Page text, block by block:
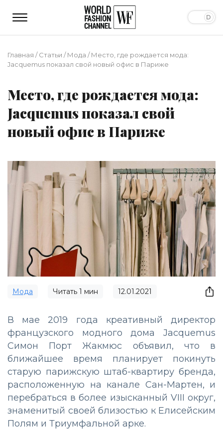
Главная /Статьи /Мода /Место, где рождается мода:
Jacquemus показал свой новый офис в Париже
Место, где рождается мода:
Jacquemus показал свой
новый офис в Париже
Мода Читать 1 мин 12.01.2021
В мае 2019 года креативный директор
французского модного дома Jacquemus
Симон Порт Жакмюс объявил, что в
ближайшее время планирует покинуть
старую парижскую штаб-квартиру бренда,
расположенную на канале Сан-Мартен, и
перебраться в более изысканный VIII округ,
знаменитый своей близостью к Елисейским
Полям и Триумфальной арке.